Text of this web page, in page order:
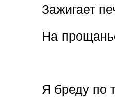
Зажигает
На
Я бреду по